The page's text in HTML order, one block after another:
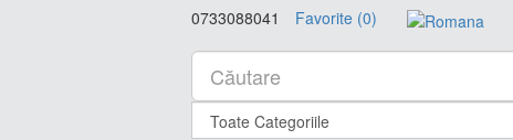
0733088041 Favorite (0)